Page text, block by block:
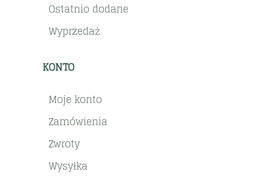
Ostatnio dodane
Wyprzedaż
KONTO
Moje konto
Zamówienia
Zwroty
Wysyłka